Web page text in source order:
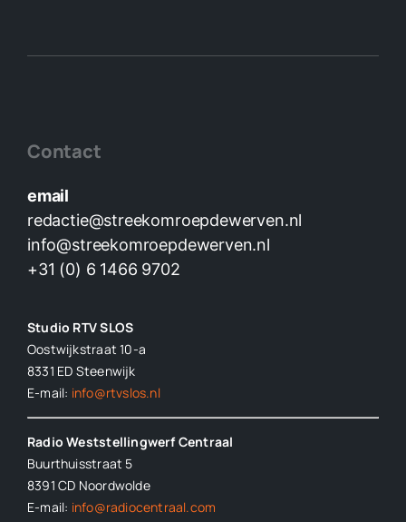
Contact
email
redactie@streekomroepdewerven.nl
info@streekomroepdewerven.nl
+31 (0) 6 1466 9702
Studio RTV SLOS
Oostwijkstraat 10-a
8331 ED Steenwijk
E-mail: info@rtvslos.nl
Radio Weststellingwerf Centraal
Buurthuisstraat 5
8391 CD Noordwolde
E-mail: info@radiocentraal.com